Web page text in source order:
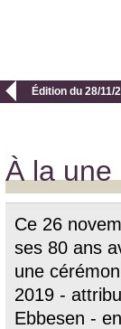
 Édition du 28/11/
À la une
Ce 26
ses 80 ans
une
2019 -
Ebbesen -